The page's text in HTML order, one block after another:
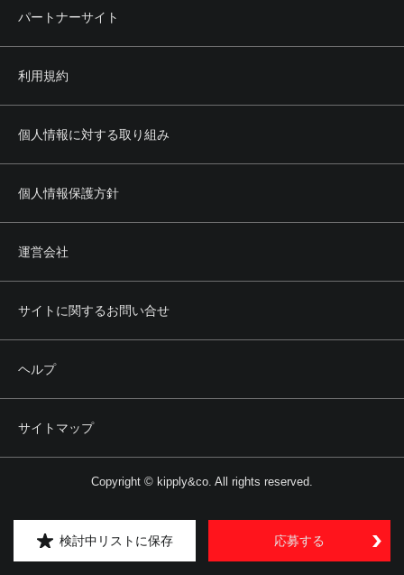
検討中リストに保存 応募する
パートナーサイト
利用規約
個人情報に対する取り組み
個人情報保護方針
運営会社
サイトに関するお問い合せ
ヘルプ
サイトマップ
Copyright © kipply&co. All rights reserved.